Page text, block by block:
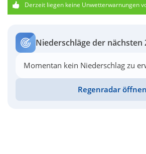
Derzeit liegen keine Unwetterwarnungen
Niederschläge der nächsten
Momentan kein Niederschlag zu
Regenradar öffnen